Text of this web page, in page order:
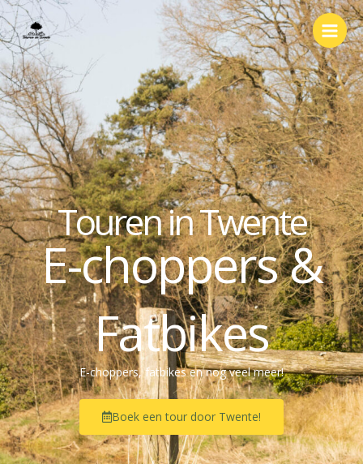
Ga
naar
de
inhoud
Touren in Twente
E-choppers &
Fatbikes
E-choppers, fatbikes en nog veel meer!
Boek een tour door Twente!